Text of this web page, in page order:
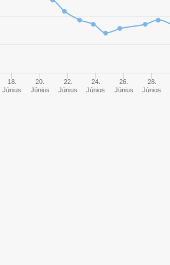
10
10
18.
Június
20.
Június
22.
Június
24.
Június
26.
Június
28.
Június